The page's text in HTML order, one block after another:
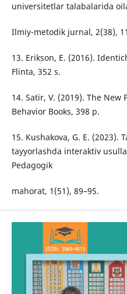
universitetlar talabalarida
Ilmiy-metodik jurnal, 2(38),
13. Erikson, E. (2016).
Flinta, 352 s.
14. Satir, V. (2019). The New
Behavior Books, 398 p.
15. Kushakova, G. E. (2023).
tayyorlashda interaktiv
Pedagogik
mahorat, 1(51), 89–95.